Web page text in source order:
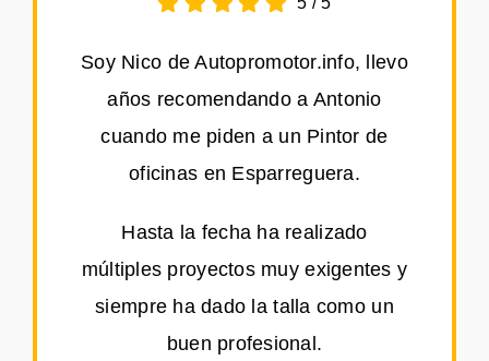
Soy Nico de Autopromotor.info, llevo
años recomendando a Antonio
cuando me piden a un Pintor de
oficinas en Esparreguera.
Hasta la fecha ha realizado
múltiples proyectos muy exigentes y
siempre ha dado la talla como un
buen profesional.